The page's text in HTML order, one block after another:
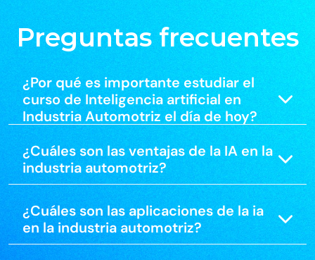
Preguntas frecuentes
¿Por qué es importante estudiar el
curso de Inteligencia artificial en
Industria Automotriz el día de hoy?
¿Cuáles son las ventajas de la IA en la
industria automotriz​?
¿Cuáles son las aplicaciones de la ia
en la industria automotriz?